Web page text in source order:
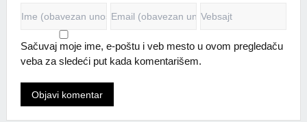
Sačuvaj moje ime, e-poštu i veb mesto u ovom pregledaču
veba za sledeći put kada komentarišem.